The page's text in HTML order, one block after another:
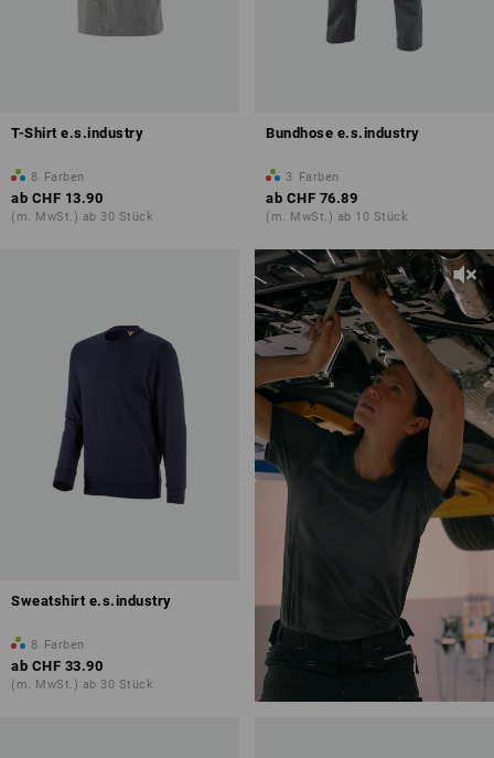
T-Shirt e.s.industry
8 Farben
ab CHF 13.90
(m. MwSt.) ab 30 Stück
Bundhose e.s.industry
3 Farben
ab CHF 76.89
(m. MwSt.) ab 10 Stück
Sweatshirt e.s.industry
8 Farben
ab CHF 33.90
(m. MwSt.) ab 30 Stück